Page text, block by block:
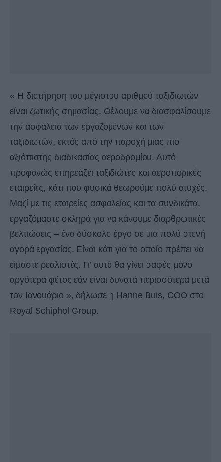
« Η διατήρηση του μέγιστου αριθμού ταξιδιωτών
είναι ζωτικής σημασίας. Θέλουμε να διασφαλίσουμε
την ασφάλεια των εργαζομένων και των
ταξιδιωτών, εκτός από την παροχή μιας πιο
αξιόπιστης διαδικασίας αεροδρομίου. Αυτό
προφανώς επηρεάζει ταξιδιώτες και αεροπορικές
εταιρείες, κάτι που φυσικά θεωρούμε πολύ ατυχές.
Μαζί με τις εταιρείες ασφαλείας και τα συνδικάτα,
εργαζόμαστε σκληρά για να κάνουμε διαρθρωτικές
βελτιώσεις – ένα δύσκολο έργο σε μια πολύ στενή
αγορά εργασίας. Είναι κάτι για το οποίο πρέπει να
είμαστε ρεαλιστές. Γι’ αυτό θα γίνει σαφές μόνο
αργότερα φέτος εάν είναι δυνατά περισσότερα μετά
τον Ιανουάριο », δήλωσε η Hanne Buis, COO στο
Royal Schiphol Group.